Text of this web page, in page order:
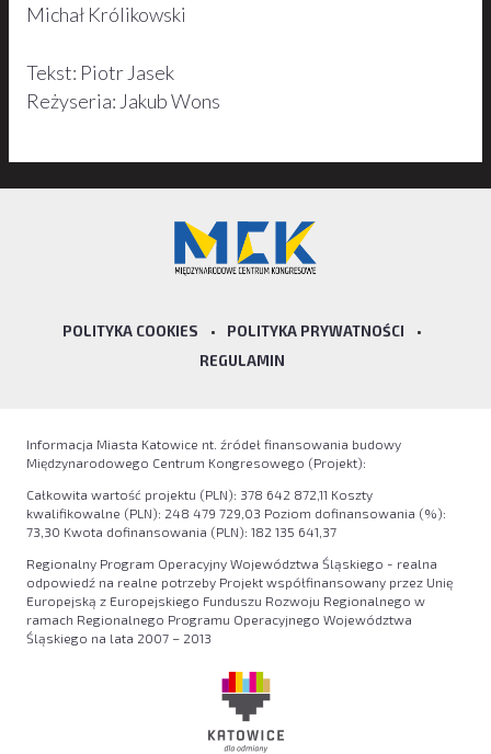
Michał Królikowski
Tekst: Piotr Jasek
Reżyseria: Jakub Wons
POLITYKA COOKIES • POLITYKA PRYWATNOŚCI
•
REGULAMIN
Informacja Miasta Katowice nt. źródeł finansowania budowy
Międzynarodowego Centrum Kongresowego (Projekt):
Całkowita wartość projektu (PLN): 378 642 872,11 Koszty
kwalifikowalne (PLN): 248 479 729,03 Poziom dofinansowania (%):
73,30 Kwota dofinansowania (PLN): 182 135 641,37
Regionalny Program Operacyjny Województwa Śląskiego - realna
odpowiedź na realne potrzeby Projekt współfinansowany przez Unię
Europejską z Europejskiego Funduszu Rozwoju Regionalnego w
ramach Regionalnego Programu Operacyjnego Województwa
Śląskiego na lata 2007 – 2013